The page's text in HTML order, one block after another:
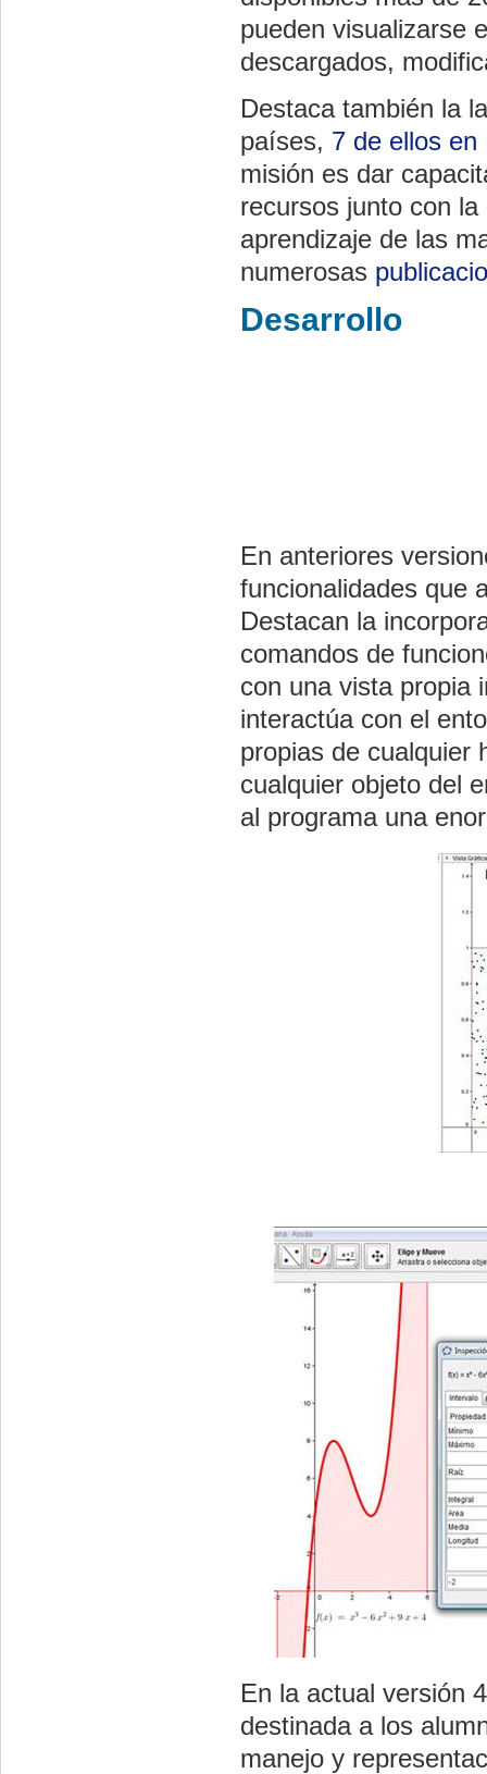
pueden visualizarse
descargados,
Destaca también la
países, 7 de ellos en
misión es dar
recursos junto con
aprendizaje de las
numerosas
Desarrollo
En anteriores
funcionalidades que
Destacan la
comandos de
con una vista propia
interactúa con el
propias de cualquier
cualquier objeto del
al programa una
En la actual versión
destinada a los
manejo y